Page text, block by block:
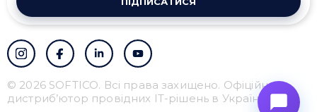
© 2026 SOFTICO. Всі права захищено. Офіційний
дистриб’ютор провідних IT-рішень в Україні.